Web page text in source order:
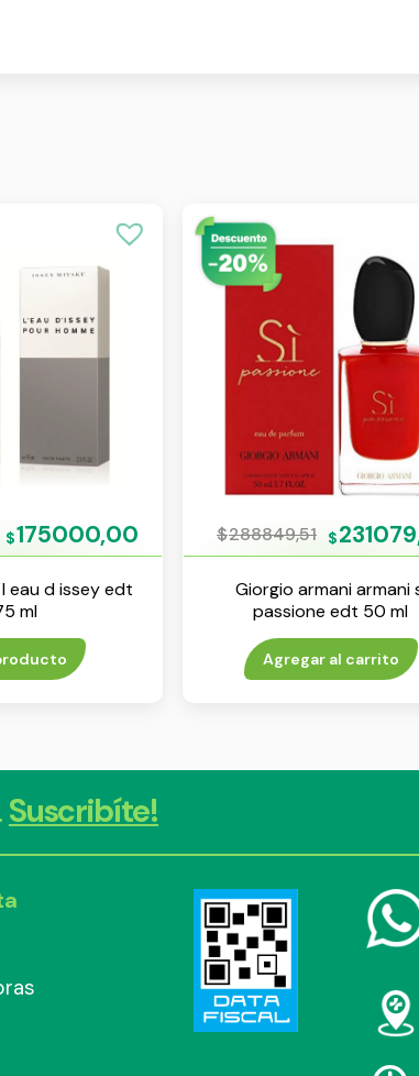
$175000,00
eau d issey edt
ml
$288849,51 $
Giorgio armani armani
passione edt 50 ml
Agregar al carrito
Suscribíte!